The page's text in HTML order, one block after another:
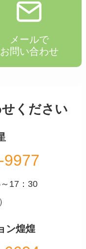
メールで
お問い合わせ
ください
9977
17：30
ン煌煌